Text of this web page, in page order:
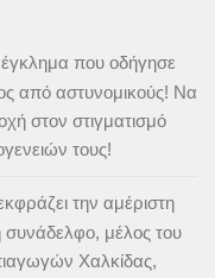
που οδήγησε
από αστυνομικούς! Να
στον στιγματισμό
τους!
την αμέριστη
συνάδελφο, μέλος του
Χαλκίδας,